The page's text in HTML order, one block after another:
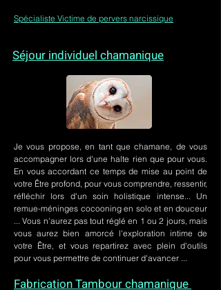
Spécialiste Victime de pervers narcissique
Séjour individuel chamanique
Je vous propose, en tant que chamane, de vous
accompagner lors d'une halte rien que pour vous.
En vous accordant ce temps de mise au point de
votre Être profond, pour vous comprendre, ressentir,
réfléchir lors d'un soin holistique intense... Un
remue-méninges cocooning en solo et en douceur
... Vous n'aurez pas tout réglé en 1 ou 2 jours, mais
vous aurez bien amorcé l'exploration intime de
votre Être, et vous repartirez avec plein d'outils
pour vous permettre de continuer d'avancer ...
Fabrication Tambour chamanique